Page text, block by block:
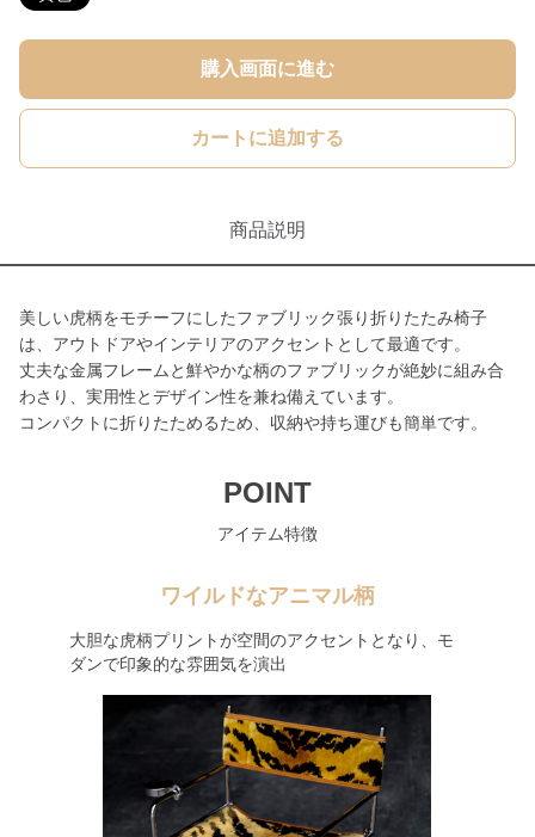
購入画面に進む
カートに追加する
商品説明
美しい虎柄をモチーフにしたファブリック張り折りたたみ椅子
は、アウトドアやインテリアのアクセントとして最適です。
丈夫な金属フレームと鮮やかな柄のファブリックが絶妙に組み合
わさり、実用性とデザイン性を兼ね備えています。
コンパクトに折りたためるため、収納や持ち運びも簡単です。
POINT
アイテム特徴
ワイルドなアニマル柄
大胆な虎柄プリントが空間のアクセントとなり、モ
ダンで印象的な雰囲気を演出